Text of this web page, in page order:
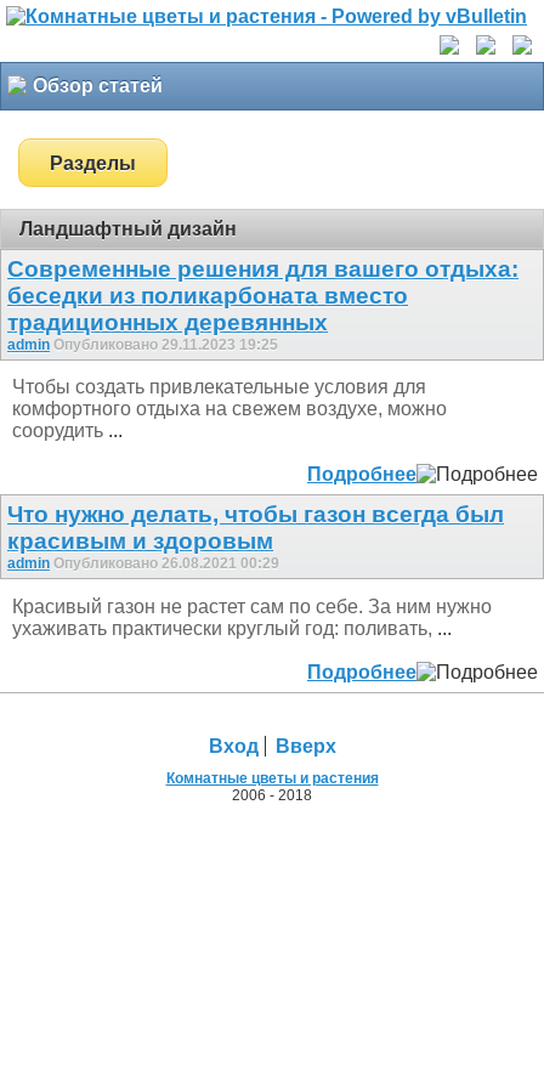
Обзор статей
Разделы
Ландшафтный дизайн
Современные решения для вашего отдыха:
беседки из поликарбоната вместо
традиционных деревянных
admin Опубликовано 29.11.2023 19:25
Чтобы создать привлекательные условия для
комфортного отдыха на свежем воздухе, можно
соорудить ...
Подробнее
Что нужно делать, чтобы газон всегда был
красивым и здоровым
admin Опубликовано 26.08.2021 00:29
Красивый газон не растет сам по себе. За ним нужно
ухаживать практически круглый год: поливать, ...
Подробнее
Вход Вверх
Комнатные цветы и растения
2006 - 2018